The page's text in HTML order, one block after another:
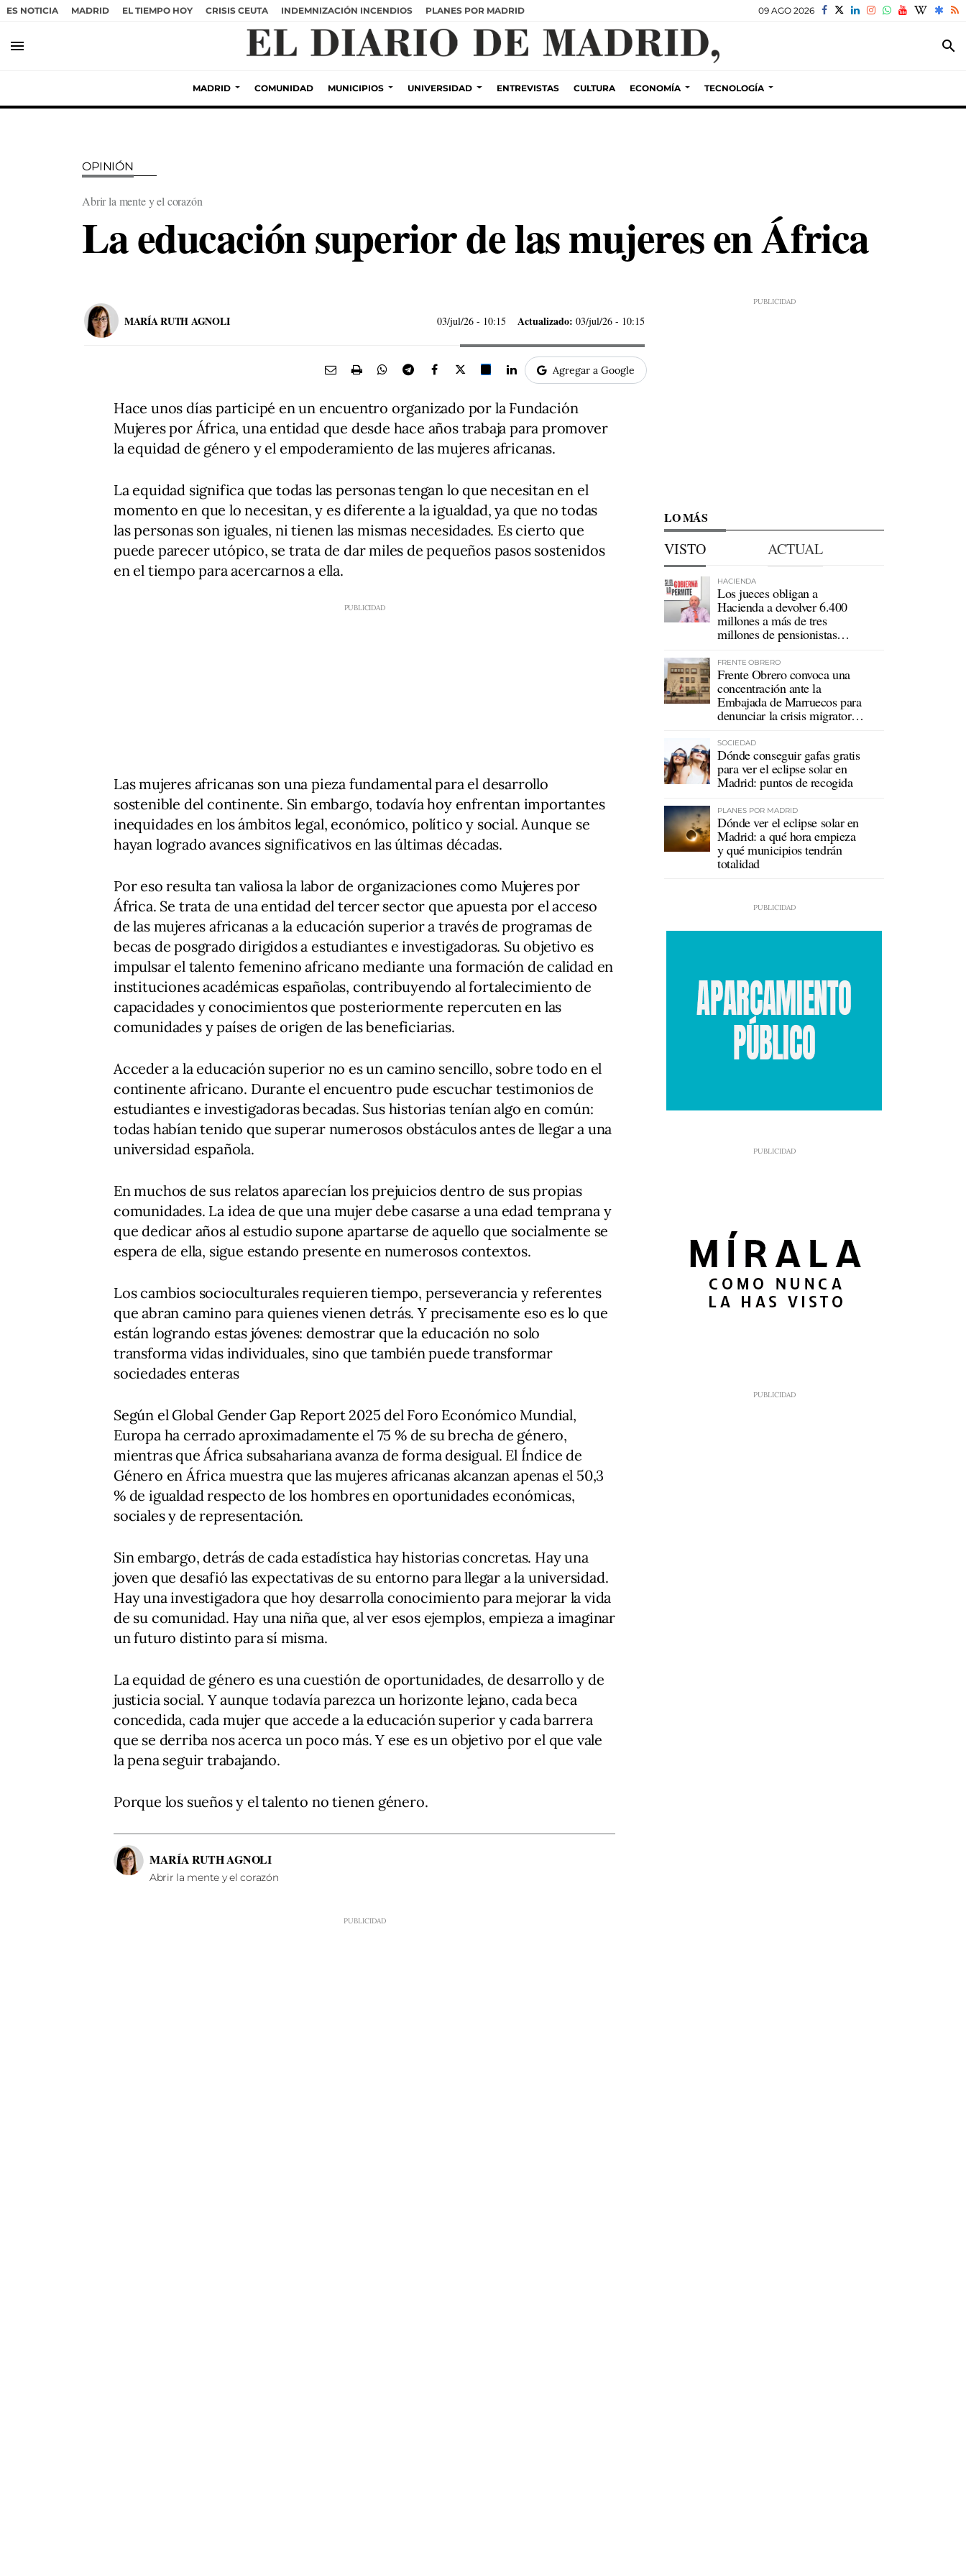
ES NOTICIA MADRID EL TIEMPO HOY CRISIS CEUTA INDEMNIZACIÓN INCENDIOS PLANES POR MADRID 09 AGO 2026
menu search
MADRID COMUNIDAD MUNICIPIOS UNIVERSIDAD ENTREVISTAS CULTURA ECONOMÍA TECNOLOGÍA
OPINIÓN
Abrir la mente y el corazón
La educación superior de las mujeres en África
MARÍA RUTH AGNOLI 03/jul/26 - 10:15 Actualizado: 03/jul/26 - 10:15
Agregar a Google
Hace unos días participé en un encuentro organizado por la Fundación
Mujeres por África, una entidad que desde hace años trabaja para promover
la equidad de género y el empoderamiento de las mujeres africanas.
La equidad significa que todas las personas tengan lo que necesitan en el
momento en que lo necesitan, y es diferente a la igualdad, ya que no todas
las personas son iguales, ni tienen las mismas necesidades. Es cierto que
puede parecer utópico, se trata de dar miles de pequeños pasos sostenidos
en el tiempo para acercarnos a ella.
Las mujeres africanas son una pieza fundamental para el desarrollo
sostenible del continente. Sin embargo, todavía hoy enfrentan importantes
inequidades en los ámbitos legal, económico, político y social. Aunque se
hayan logrado avances significativos en las últimas décadas.
Por eso resulta tan valiosa la labor de organizaciones como Mujeres por
África. Se trata de una entidad del tercer sector que apuesta por el acceso
de las mujeres africanas a la educación superior a través de programas de
becas de posgrado dirigidos a estudiantes e investigadoras. Su objetivo es
impulsar el talento femenino africano mediante una formación de calidad en
instituciones académicas españolas, contribuyendo al fortalecimiento de
capacidades y conocimientos que posteriormente repercuten en las
comunidades y países de origen de las beneficiarias.
Acceder a la educación superior no es un camino sencillo, sobre todo en el
continente africano. Durante el encuentro pude escuchar testimonios de
estudiantes e investigadoras becadas. Sus historias tenían algo en común:
todas habían tenido que superar numerosos obstáculos antes de llegar a una
universidad española.
En muchos de sus relatos aparecían los prejuicios dentro de sus propias
comunidades. La idea de que una mujer debe casarse a una edad temprana y
que dedicar años al estudio supone apartarse de aquello que socialmente se
espera de ella, sigue estando presente en numerosos contextos.
Los cambios socioculturales requieren tiempo, perseverancia y referentes
que abran camino para quienes vienen detrás. Y precisamente eso es lo que
están logrando estas jóvenes: demostrar que la educación no solo
transforma vidas individuales, sino que también puede transformar
sociedades enteras
Según el Global Gender Gap Report 2025 del Foro Económico Mundial,
Europa ha cerrado aproximadamente el 75 % de su brecha de género,
mientras que África subsahariana avanza de forma desigual. El Índice de
Género en África muestra que las mujeres africanas alcanzan apenas el 50,3
% de igualdad respecto de los hombres en oportunidades económicas,
sociales y de representación.
Sin embargo, detrás de cada estadística hay historias concretas. Hay una
joven que desafió las expectativas de su entorno para llegar a la universidad.
Hay una investigadora que hoy desarrolla conocimiento para mejorar la vida
de su comunidad. Hay una niña que, al ver esos ejemplos, empieza a imaginar
un futuro distinto para sí misma.
La equidad de género es una cuestión de oportunidades, de desarrollo y de
justicia social. Y aunque todavía parezca un horizonte lejano, cada beca
concedida, cada mujer que accede a la educación superior y cada barrera
que se derriba nos acerca un poco más. Y ese es un objetivo por el que vale
la pena seguir trabajando.
Porque los sueños y el talento no tienen género.
MARÍA RUTH AGNOLI
Abrir la mente y el corazón
LO MÁS
VISTO ACTUAL
HACIENDA
Los jueces obligan a
Hacienda a devolver 6.400
millones a más de tres
millones de pensionistas
FRENTE OBRERO
Frente Obrero convoca una
concentración ante la
Embajada de Marruecos para
denunciar la crisis migratoria
SOCIEDAD
Dónde conseguir gafas gratis
para ver el eclipse solar en
Madrid: puntos de recogida
PLANES POR MADRID
Dónde ver el eclipse solar en
Madrid: a qué hora empieza
y qué municipios tendrán
totalidad